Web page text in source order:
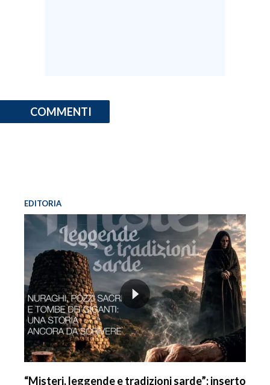
COMMENTI
EDITORIA
“Misteri, leggende e tradizioni sarde”: inserto